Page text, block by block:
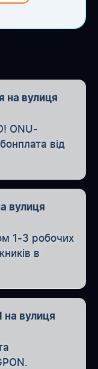
на вулиця
ONU-
від
вулиця
1-3 робочих
в
на вулиця